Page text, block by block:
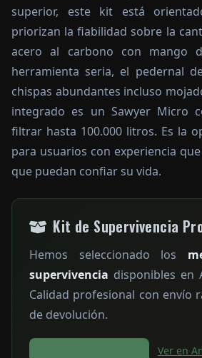
superior, este kit está
priorizan la fiabilidad sobre la
acero al carbono con mango
herramienta seria, el pedernal
chispas abundantes incluso
integrado es un Sawyer Micro
filtrar hasta 100.000 litros. Es la
para usuarios con experiencia
que puedan confiar su vida.
Kit de Supervivencia
Hemos seleccionado los
supervivencia disponibles en
Calidad profesional con envío
de devolución.
Ver en